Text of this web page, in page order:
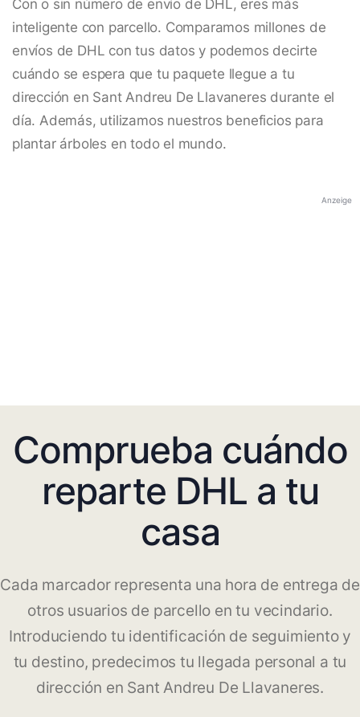
Con o sin número de envío de DHL, eres más
inteligente con parcello. Comparamos millones de
envíos de DHL con tus datos y podemos decirte
cuándo se espera que tu paquete llegue a tu
dirección en Sant Andreu De Llavaneres durante el
día. Además, utilizamos nuestros beneficios para
plantar árboles en todo el mundo.
Anzeige
Comprueba cuándo
reparte DHL a tu
casa
Cada marcador representa una hora de entrega de
otros usuarios de parcello en tu vecindario.
Introduciendo tu identificación de seguimiento y
tu destino, predecimos tu llegada personal a tu
dirección en Sant Andreu De Llavaneres.